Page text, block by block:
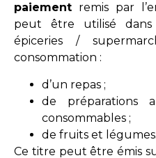
paiement remis par
peut être utilisé
épiceries /
consommation :
d’un repas ;
de préparations
consommables ;
de fruits et légumes.
Ce titre peut être émis